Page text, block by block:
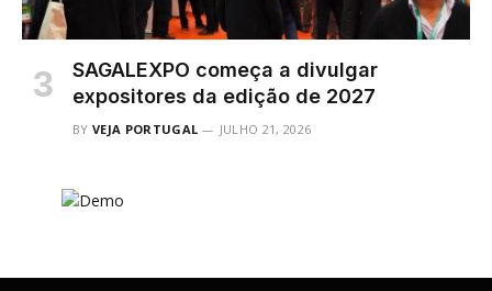
SAGALEXPO começa a divulgar
expositores da edição de 2027
BY VEJA PORTUGAL JULHO 21, 2026